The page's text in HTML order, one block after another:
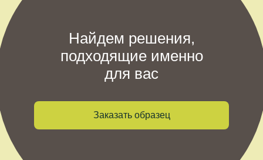
Найдем решения,
подходящие именно
для вас
Заказать образец